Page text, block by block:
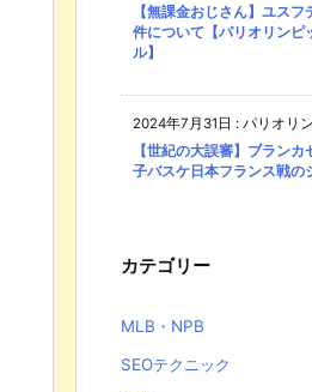
【無課金おじさん】ユス
件について【パリオリン
ル】
2024年7月31日 : パリオリ
【世紀の大誤審】ブラン
子バスケ日本フランス戦の
カテゴリー
MLB・NPB
SEOテクニック